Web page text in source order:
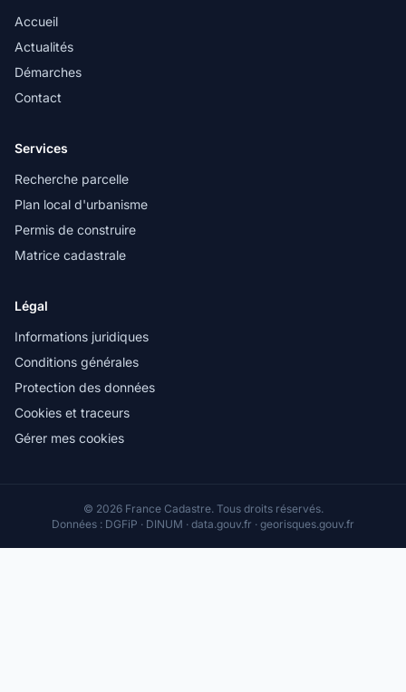
Accueil
Actualités
Démarches
Contact
Services
Recherche parcelle
Plan local d'urbanisme
Permis de construire
Matrice cadastrale
Légal
Informations juridiques
Conditions générales
Protection des données
Cookies et traceurs
Gérer mes cookies
© 2026 France Cadastre. Tous droits réservés.
Données : DGFiP · DINUM · data.gouv.fr · georisques.gouv.fr